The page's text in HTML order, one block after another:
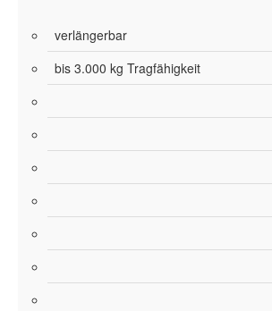
verlängerbar
bis 3.000 kg Tragfähigkeit